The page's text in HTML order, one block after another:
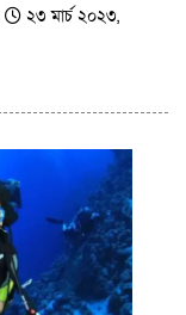
২৩ মার্চ ২০২৩,